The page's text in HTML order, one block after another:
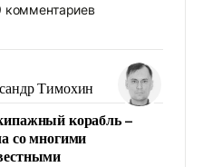
традиционное
и твердым под
судьбы, брать на себя
помогать
идти вперед и
комментариев
Тимохин
корабль –
со многими